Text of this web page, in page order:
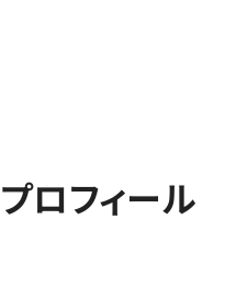
プロフィール